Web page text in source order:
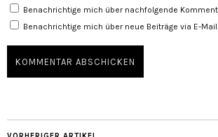
Benachrichtige mich über nachfolgende
Benachrichtige mich über neue Beiträge via E-Mail.